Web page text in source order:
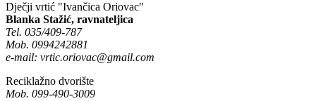
Dječji vrtić "Ivančica Oriovac"
Blanka Stažić, ravnateljica
Tel. 035/409-787
Mob. 0994242881
e-mail: vrtic.oriovac@gmail.com
Reciklažno dvorište
Mob. 099-490-3009